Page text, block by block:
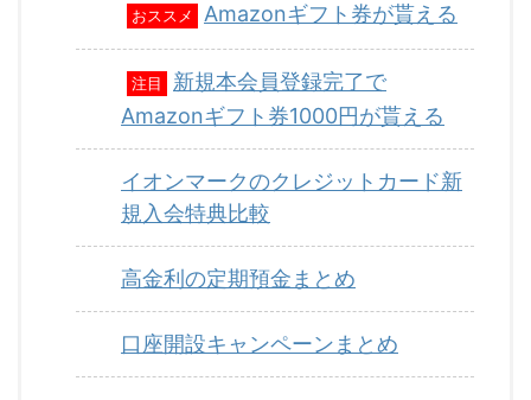
おススメ Amazonギフト券が貰える
注目
新規本会員登録完了で
Amazonギフト券1000円が貰える
イオンマークのクレジットカード新
規入会特典比較
高金利の定期預金まとめ
口座開設キャンペーンまとめ